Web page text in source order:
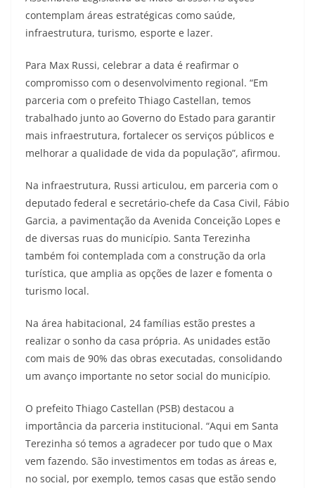
contemplam áreas estratégicas como saúde,
infraestrutura, turismo, esporte e lazer.
Para Max Russi, celebrar a data é reafirmar o
compromisso com o desenvolvimento regional. “Em
parceria com o prefeito Thiago Castellan, temos
trabalhado junto ao Governo do Estado para garantir
mais infraestrutura, fortalecer os serviços públicos e
melhorar a qualidade de vida da população”, afirmou.
Na infraestrutura, Russi articulou, em parceria com o
deputado federal e secretário-chefe da Casa Civil, Fábio
Garcia, a pavimentação da Avenida Conceição Lopes e
de diversas ruas do município. Santa Terezinha
também foi contemplada com a construção da orla
turística, que amplia as opções de lazer e fomenta o
turismo local.
Na área habitacional, 24 famílias estão prestes a
realizar o sonho da casa própria. As unidades estão
com mais de 90% das obras executadas, consolidando
um avanço importante no setor social do município.
O prefeito Thiago Castellan (PSB) destacou a
importância da parceria institucional. “Aqui em Santa
Terezinha só temos a agradecer por tudo que o Max
vem fazendo. São investimentos em todas as áreas e,
no social, por exemplo, temos casas que estão sendo